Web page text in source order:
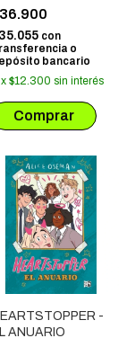
con
o
bancario
x $12.300 sin interés
-
ANUARIO